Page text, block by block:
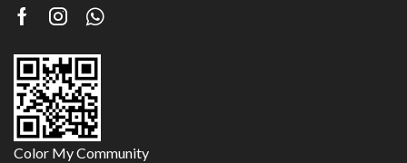
Color My Community